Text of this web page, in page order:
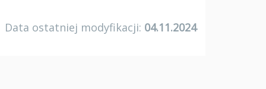
Data ostatniej modyfikacji: 04.11.2024